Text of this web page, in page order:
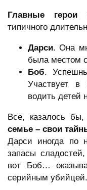
Главные герои
типичного
Дарси. Она
была местом
Боб.
Участвует
водить детей
Все, казалось
семье – свои
Дарси иногда по
запасы
вот Боб…
серийным убийцей.